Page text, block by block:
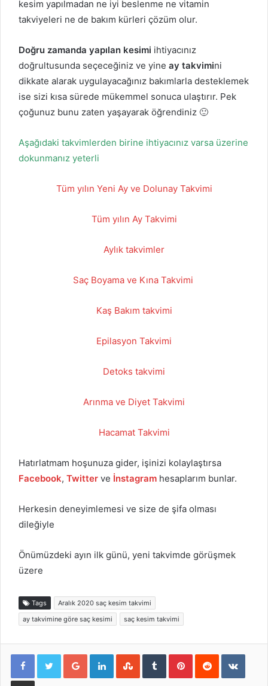
kesim yapılmadan ne iyi beslenme ne vitamin
takviyeleri ne de bakım kürleri çözüm olur.
Doğru zamanda yapılan kesimi ihtiyacınız
doğrultusunda seçeceğiniz ve yine ay takvimini
dikkate alarak uygulayacağınız bakımlarla desteklemek
ise sizi kısa sürede mükemmel sonuca ulaştırır. Pek
çoğunuz bunu zaten yaşayarak öğrendiniz 🙂
Aşağıdaki takvimlerden birine ihtiyacınız varsa üzerine
dokunmanız yeterli
Tüm yılın Yeni Ay ve Dolunay Takvimi
Tüm yılın Ay Takvimi
Aylık takvimler
Saç Boyama ve Kına Takvimi
Kaş Bakım takvimi
Epilasyon Takvimi
Detoks takvimi
Arınma ve Diyet Takvimi
Hacamat Takvimi
Hatırlatmam hoşunuza gider, işinizi kolaylaştırsa
Facebook, Twitter ve İnstagram hesaplarım bunlar.
Herkesin deneyimlemesi ve size de şifa olması
dileğiyle
Önümüzdeki ayın ilk günü, yeni takvimde görüşmek
üzere
Tags
Aralık 2020 saç kesim takvimi
ay takvimine göre saç kesimi
saç kesim takvimi
Google+LinkedInStumbleUpon
TumblrPinterestReddit
E-Posta ile paylaş